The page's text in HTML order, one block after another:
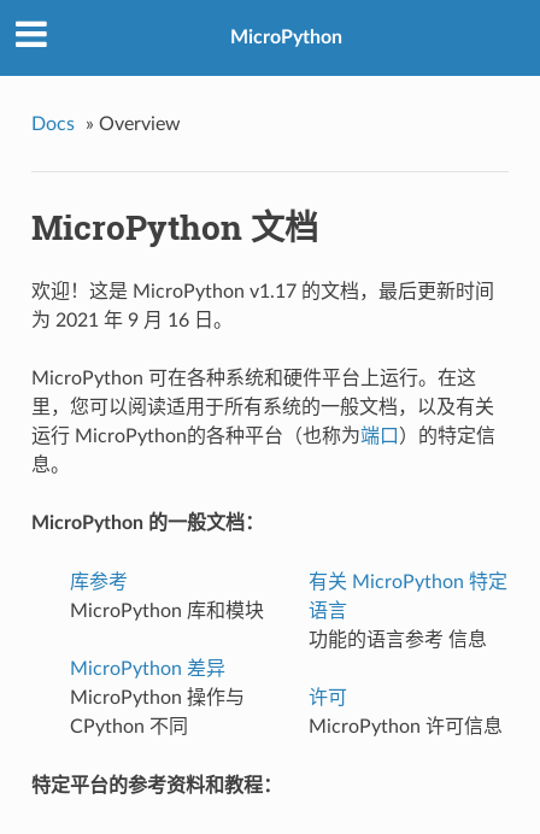
MicroPython
Docs » Overview
MicroPython 文档
欢迎！这是 MicroPython v1.17 的文档，最后更新时间
为 2021 年 9 月 16 日。
MicroPython 可在各种系统和硬件平台上运行。在这
里，您可以阅读适用于所有系统的一般文档，以及有关
运行 MicroPython的各种平台（也称为端口 ）的特定信
息。
MicroPython 的一般文档：
库参考
MicroPython 库和模块
MicroPython 差异
MicroPython 操作与
CPython 不同
有关 MicroPython 特定
语言
功能的语言参考 信息
许可
MicroPython 许可信息
特定平台的参考资料和教程：